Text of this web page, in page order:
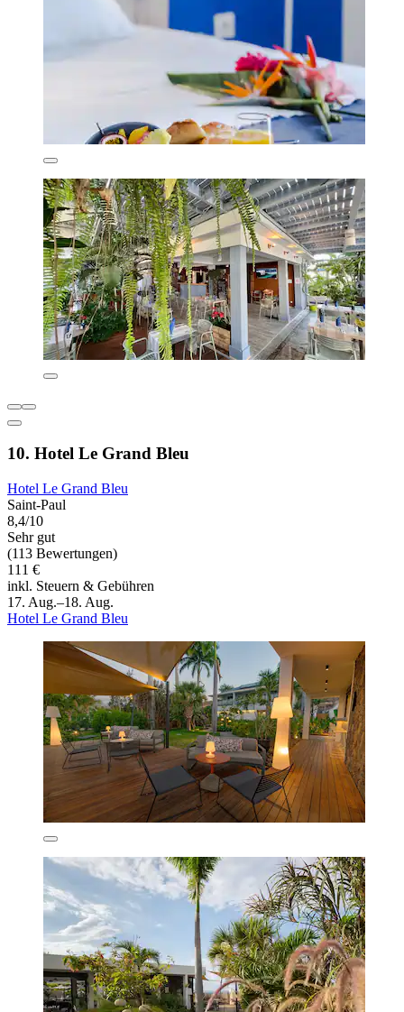
10. Hotel Le Grand Bleu
Hotel Le Grand Bleu
Saint-Paul
8,4/10
Sehr gut
(113 Bewertungen)
111 €
inkl. Steuern & Gebühren
17. Aug.–18. Aug.
Hotel Le Grand Bleu